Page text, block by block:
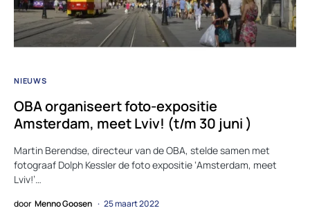
NIEUWS
OBA organiseert foto-expositie
Amsterdam, meet Lviv! (t/m 30 juni )
Martin Berendse, directeur van de OBA, stelde samen met
fotograaf Dolph Kessler de foto expositie ‘Amsterdam, meet
Lviv!’…
door Menno Goosen 25 maart 2022